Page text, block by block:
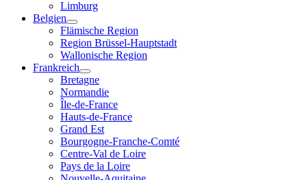
Limburg
Belgien
Flämische Region
Region Brüssel-Hauptstadt
Wallonische Region
Frankreich
Bretagne
Normandie
Île-de-France
Hauts-de-France
Grand Est
Bourgogne-Franche-Comté
Centre-Val de Loire
Pays de la Loire